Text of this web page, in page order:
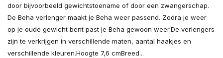
door bijvoorbeeld gewichtstoename of door een zwangerschap.
De Beha verlenger maakt je Beha weer passend. Zodra je weer
op je oude gewicht bent past je Beha gewoon weer.De verlengers
zijn te verkrijgen in verschillende maten, aantal haakjes en
verschillende kleuren.Hoogte 7,6 cmBreed...